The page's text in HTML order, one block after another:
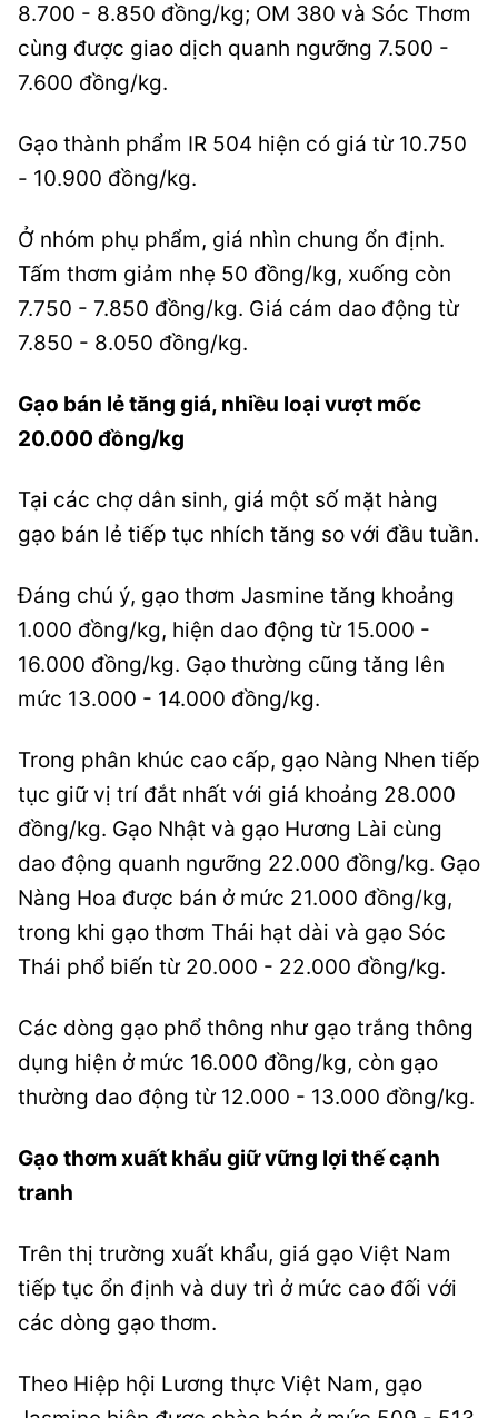
8.700 - 8.850 đồng/kg; OM 380 và Sóc Thơm
cùng được giao dịch quanh ngưỡng 7.500 -
7.600 đồng/kg.
Gạo thành phẩm IR 504 hiện có giá từ 10.750
- 10.900 đồng/kg.
Ở nhóm phụ phẩm, giá nhìn chung ổn định.
Tấm thơm giảm nhẹ 50 đồng/kg, xuống còn
7.750 - 7.850 đồng/kg. Giá cám dao động từ
7.850 - 8.050 đồng/kg.
Gạo bán lẻ tăng giá, nhiều loại vượt mốc
20.000 đồng/kg
Tại các chợ dân sinh, giá một số mặt hàng
gạo bán lẻ tiếp tục nhích tăng so với đầu tuần.
Đáng chú ý, gạo thơm Jasmine tăng khoảng
1.000 đồng/kg, hiện dao động từ 15.000 -
16.000 đồng/kg. Gạo thường cũng tăng lên
mức 13.000 - 14.000 đồng/kg.
Trong phân khúc cao cấp, gạo Nàng Nhen tiếp
tục giữ vị trí đắt nhất với giá khoảng 28.000
đồng/kg. Gạo Nhật và gạo Hương Lài cùng
dao động quanh ngưỡng 22.000 đồng/kg. Gạo
Nàng Hoa được bán ở mức 21.000 đồng/kg,
trong khi gạo thơm Thái hạt dài và gạo Sóc
Thái phổ biến từ 20.000 - 22.000 đồng/kg.
Các dòng gạo phổ thông như gạo trắng thông
dụng hiện ở mức 16.000 đồng/kg, còn gạo
thường dao động từ 12.000 - 13.000 đồng/kg.
Gạo thơm xuất khẩu giữ vững lợi thế cạnh
tranh
Trên thị trường xuất khẩu, giá gạo Việt Nam
tiếp tục ổn định và duy trì ở mức cao đối với
các dòng gạo thơm.
Theo Hiệp hội Lương thực Việt Nam, gạo